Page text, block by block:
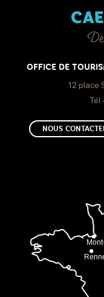
OFFICE DE
12 place
NOUS